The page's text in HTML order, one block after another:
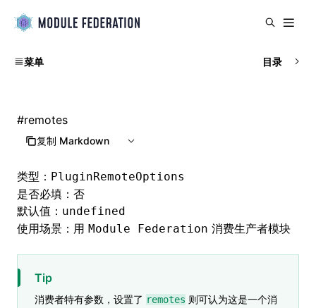
菜单 目录
#remotes
复制 Markdown
类型： PluginRemoteOptions
是否必填：否
默认值： undefined
使用场景：用 Module Federation 消费生产者模块
Tip
消费者特有参数，设置了 remotes 则可认为这是一个消